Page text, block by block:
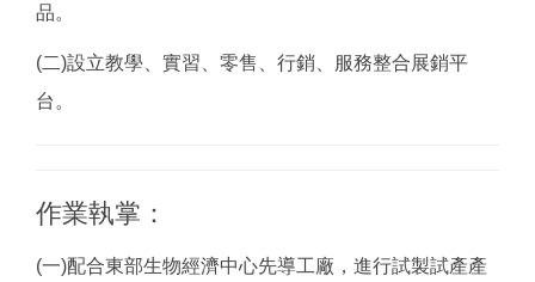
品。
(二)設立教學、實習、零售、行銷、服務整合展銷平
台。
作業執掌：
(一)配合東部生物經濟中心先導工廠，進行試製試產產